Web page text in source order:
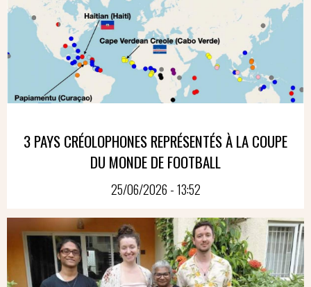
3 PAYS CRÉOLOPHONES REPRÉSENTÉS À LA COUPE
DU MONDE DE FOOTBALL
25/06/2026 - 13:52